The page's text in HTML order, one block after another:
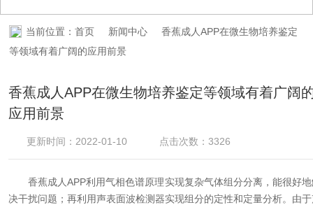
资料下载
当前位置：首页 新闻中心
香蕉成人APP在微生物培养鉴定
等领域有着广阔的应用前景
香蕉成人APP在微生物培养鉴定等领域有着广阔
应用前景
更新时间：2022-01-10 点击次数：3326
香蕉成人APP利用气相色谱原理实现复杂气体组分分离，能很好地
决干扰问题；再利用声表面波检测器实现组分的定性和定量分析。由